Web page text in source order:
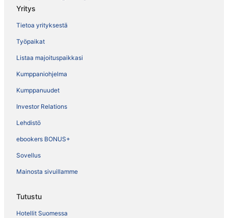
Yritys
Tietoa yrityksestä
Työpaikat
Listaa majoituspaikkasi
Kumppaniohjelma
Kumppanuudet
Investor Relations
Lehdistö
ebookers BONUS+
Sovellus
Mainosta sivuillamme
Tutustu
Hotellit Suomessa